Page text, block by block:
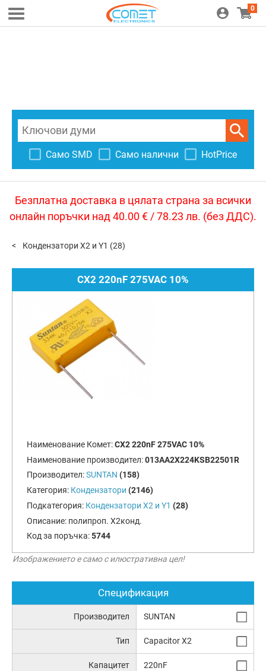
0
Само SMD Само налични HotPrice
Безплатна доставка в цялата страна за всички
онлайн поръчки над 40.00 € / 78.23 лв. (без ДДС).
Кондензатори X2 и Y1 (28)
CX2 220nF 275VAC 10%
Наименование Комет:CX2 220nF 275VAC 10%
Наименование производител:013AA2X224KSB22501R
Производител:SUNTAN (158)
Категория: Кондензатори (2146)
Подкатегория: Кондензатори X2 и Y1 (28)
Описание: полипроп. X2конд.
Код за поръчка:5744
Изображението е само с илюстративна цел!
Спецификация
Производител SUNTAN
Тип Capacitor X2
Капацитет 220nF